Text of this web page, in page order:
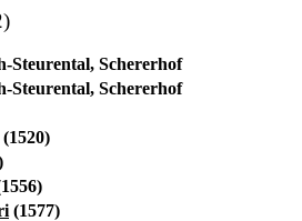
Steurental, Schererhof
Steurental, Schererhof
(1520)
(1577)